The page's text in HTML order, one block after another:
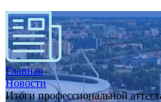
Главная
Новости
Итоги профессиональной